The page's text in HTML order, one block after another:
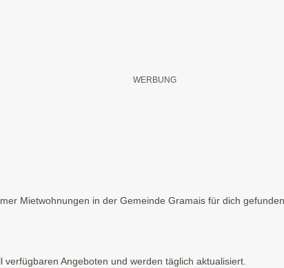
Mietwohnungen in der Gemeinde Gramais für dich
Angeboten und werden täglich aktualisiert.